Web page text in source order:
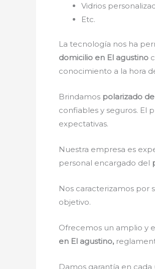
Vidrios
Etc.
La tecnología nos ha
domicilio en El agustino
conocimiento a la hora
Brindamos polarizado
confiables y seguros. El
expectativas.
Nuestra empresa es
personal encargado del
Nos caracterizamos por
objetivo.
Ofrecemos un amplio y
en El agustino,
Damos garantía en